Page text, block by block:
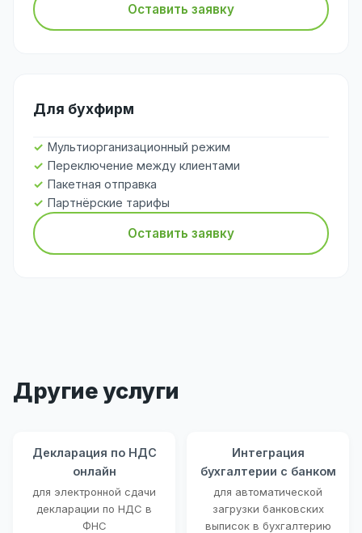
Оставить заявку
Для бухфирм
Мультиорганизационный режим
Переключение между клиентами
Пакетная отправка
Партнёрские тарифы
Оставить заявку
Другие услуги
Декларация по НДС
онлайн
для электронной сдачи
декларации по НДС в
ФНС
Интеграция
бухгалтерии с банком
для автоматической
загрузки банковских
выписок в бухгалтерию